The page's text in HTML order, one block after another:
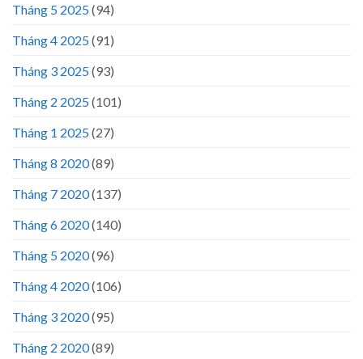
Tháng 5 2025(94)
Tháng 4 2025(91)
Tháng 3 2025(93)
Tháng 2 2025(101)
Tháng 1 2025(27)
Tháng 8 2020(89)
Tháng 7 2020(137)
Tháng 6 2020(140)
Tháng 5 2020(96)
Tháng 4 2020(106)
Tháng 3 2020(95)
Tháng 2 2020(89)